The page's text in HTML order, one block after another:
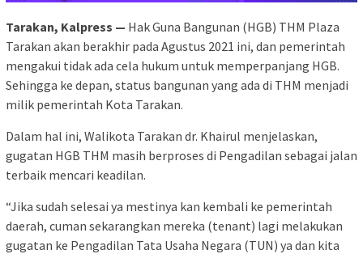
Tarakan, Kalpress — Hak Guna Bangunan (HGB) THM Plaza
Tarakan akan berakhir pada Agustus 2021 ini, dan pemerintah
mengakui tidak ada cela hukum untuk memperpanjang HGB.
Sehingga ke depan, status bangunan yang ada di THM menjadi
milik pemerintah Kota Tarakan.
Dalam hal ini, Walikota Tarakan dr. Khairul menjelaskan,
gugatan HGB THM masih berproses di Pengadilan sebagai jalan
terbaik mencari keadilan.
“Jika sudah selesai ya mestinya kan kembali ke pemerintah
daerah, cuman sekarangkan mereka (tenant) lagi melakukan
gugatan ke Pengadilan Tata Usaha Negara (TUN) ya dan kita